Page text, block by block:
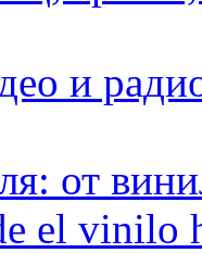
и
от
el vinilo